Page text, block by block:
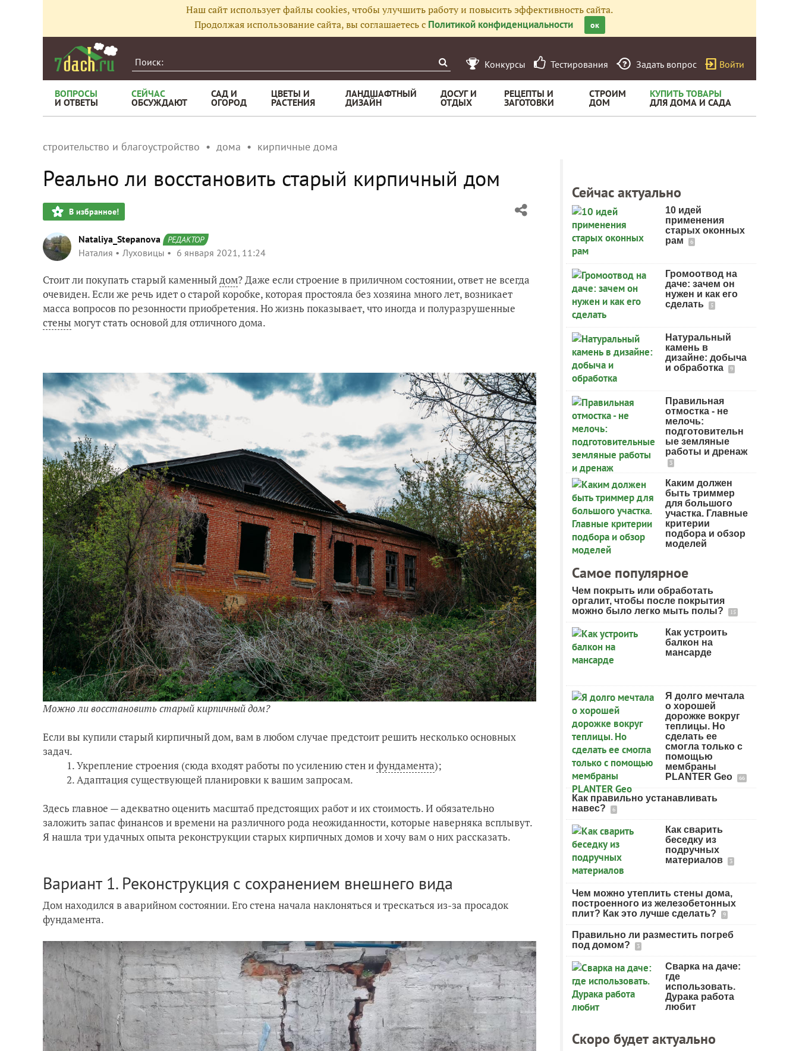
Наш сайт использует файлы cookies, чтобы улучшить работу и повысить эффективность сайта.
Продолжая использование сайта, вы соглашаетесь с Политикой конфиденциальности ок
Конкурсы Тестирования Задать вопрос Войти
ВОПРОСЫ
И ОТВЕТЫ
СЕЙЧАС
ОБСУЖДАЮТ
САД И
ОГОРОД
ЦВЕТЫ И
РАСТЕНИЯ
ЛАНДШАФТНЫЙ
ДИЗАЙН
ДОСУГ И
ОТДЫХ
РЕЦЕПТЫ И
ЗАГОТОВКИ
СТРОИМ
ДОМ
КУПИТЬ ТОВАРЫ
ДЛЯ ДОМА И САДА
строительство и благоустройство дома кирпичные дома
Реально ли восстановить старый кирпичный дом
В избранное!
Nataliya_Stepanova РЕДАКТОР
Наталия Луховицы 6 января 2021, 11:24
Стоит ли покупать старый каменныйдом? Даже если строение в приличном состоянии, ответ не всегда
очевиден. Если же речь идет о старой коробке, которая простояла без хозяина много лет, возникает
масса вопросов по резонности приобретения. Но жизнь показывает, что иногда и полуразрушенные
стены могут стать основой для отличного дома.
Можно ли восстановить старый кирпичный дом?
Если вы купили старый кирпичный дом, вам в любом случае предстоит решить несколько основных
задач.
Укрепление строения (сюда входят работы по усилению стен ифундамента);
Адаптация существующей планировки к вашим запросам.
Здесь главное — адекватно оценить масштаб предстоящих работ и их стоимость. И обязательно
заложить запас финансов и времени на различного рода неожиданности, которые наверняка всплывут.
Я нашла три удачных опыта реконструкции старых кирпичных домов и хочу вам о них рассказать.
Вариант 1. Реконструкция с сохранением внешнего вида
Дом находился в аварийном состоянии. Его стена начала наклоняться и трескаться из-за просадок
фундамента.
Сейчас актуально
10 идей
применения
старых оконных
рам
6
Громоотвод на
даче: зачем он
нужен и как его
сделать
5
Натуральный
камень в
дизайне: добыча
и обработка
9
Правильная
отмостка - не
мелочь:
подготовительн
ые земляные
работы и дренаж
3
Каким должен
быть триммер
для большого
участка. Главные
критерии
подбора и обзор
моделей
Самое популярное
Чем покрыть или обработать
оргалит, чтобы после покрытия
можно было легко мыть полы?
15
Как устроить
балкон на
мансарде
Я долго мечтала
о хорошей
дорожке вокруг
теплицы. Но
сделать ее
смогла только с
помощью
мембраны
PLANTER Geo
66
Как правильно устанавливать
навес?
6
Как сварить
беседку из
подручных
материалов
3
Чем можно утеплить стены дома,
построенного из железобетонных
плит? Как это лучше сделать?
9
Правильно ли разместить погреб
под домом?
3
Сварка на даче:
где
использовать.
Дурака работа
любит
Скоро будет актуально